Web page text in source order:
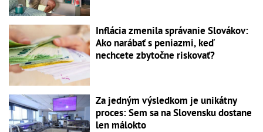
Inflácia zmenila správanie Slovákov:
Ako narábať s peniazmi, keď
nechcete zbytočne riskovať?
Za jedným výsledkom je unikátny
proces: Sem sa na Slovensku dostane
len málokto